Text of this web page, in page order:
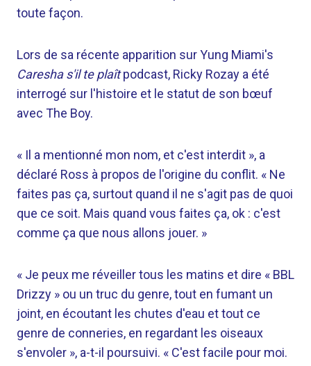
toute façon.
Lors de sa récente apparition sur Yung Miami's
Caresha s'il te plaîtpodcast, Ricky Rozay a été
interrogé sur l'histoire et le statut de son bœuf
avec The Boy.
« Il a mentionné mon nom, et c'est interdit », a
déclaré Ross à propos de l'origine du conflit. « Ne
faites pas ça, surtout quand il ne s'agit pas de quoi
que ce soit. Mais quand vous faites ça, ok : c'est
comme ça que nous allons jouer. »
« Je peux me réveiller tous les matins et dire « BBL
Drizzy » ou un truc du genre, tout en fumant un
joint, en écoutant les chutes d'eau et tout ce
genre de conneries, en regardant les oiseaux
s'envoler », a-t-il poursuivi. « C'est facile pour moi.